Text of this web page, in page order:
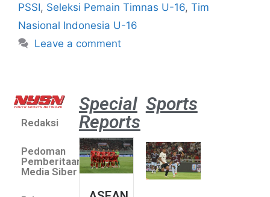
PSSI, Seleksi Pemain Timnas U-16, Tim
Nasional Indonesia U-16
Leave a comment
Redaksi
Pedoman
Pemberitaan
Media Siber
Special
Reports
Sports